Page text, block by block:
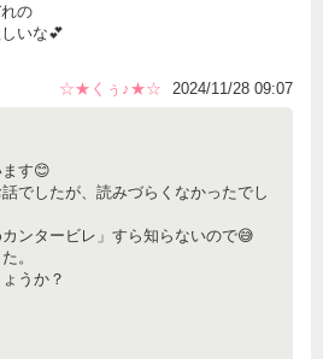
の
いな💕
☆★くぅ♪★☆
2024/11/28 09:07
す😊
でしたが、読みづらくなかったでし
ンタービレ」すら知らないので😅
。
うか？